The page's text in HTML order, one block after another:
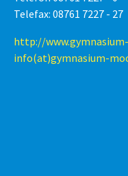
Telefax: 08761 7227 - 27
http://
info(at)gymnasium-